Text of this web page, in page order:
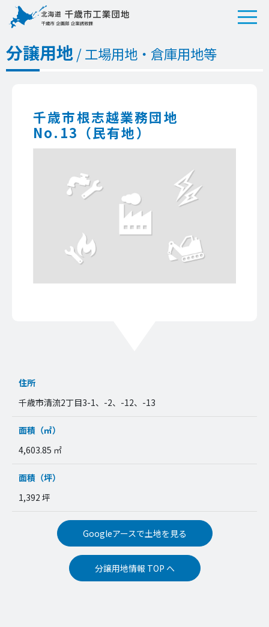
分譲用地 / 工場用地・倉庫用地等
千歳市根志越業務団地
No.13（民有地）
住所
千歳市清流2丁目3-1、-2、-12、-13
面積（㎡）
4,603.85 ㎡
面積（坪）
1,392 坪
Googleアースで土地を見る
分譲用地情報 TOP へ